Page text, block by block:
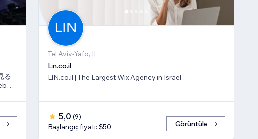
Tel Aviv-Yafo, IL
Lin.co.il
LIN.co.il | The Largest Wix Agency in Israel
5,0 (9)
Başlangıç fiyatı: $50
Görüntüle